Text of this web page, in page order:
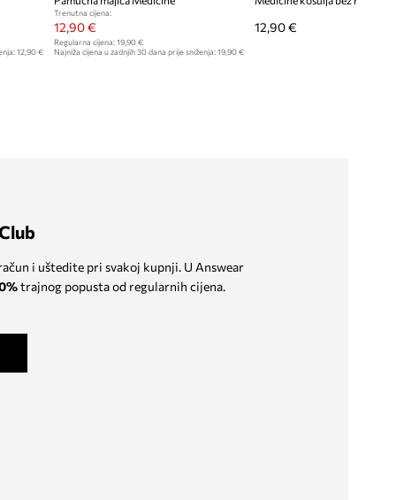
12,90 €
Trenutna cijena:
12,90 €
Regularna cijena:19,90 €
Najniža cijena u zadnjih 30 dana prije sniženja:19,90 €
12,90 €
i uštedite pri svakoj kupnji. U Answear
trajnog popusta od regularnih cijena.